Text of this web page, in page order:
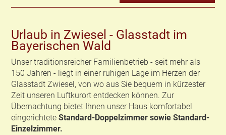
Urlaub in Zwiesel - Glasstadt im
Bayerischen Wald
Unser traditionsreicher Familienbetrieb - seit mehr als
150 Jahren - liegt in einer ruhigen Lage im Herzen der
Glasstadt Zwiesel, von wo aus Sie bequem in kürzester
Zeit unseren Luftkurort entdecken können. Zur
Übernachtung bietet Ihnen unser Haus komfortabel
eingerichteteStandard-Doppelzimmer sowie Standard-
Einzelzimmer.